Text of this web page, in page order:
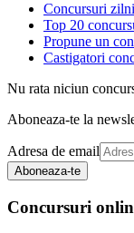
Concursuri
Top 20
Propune un
Castigatori
Nu rata niciun
Aboneaza-te la
Adresa de email
Aboneaza-te
Concursuri